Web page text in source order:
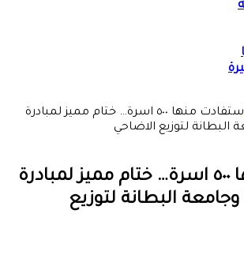
استفادت منها ٥٠٠ اسرة… ختام مميز لمبادرة
البطانة لتوزيع الاضاحي
استفادت منها ٥٠٠ اسرة… ختام مميز لمبادرة
البطانة لتوزيع